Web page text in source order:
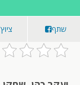
שתף ציוץ